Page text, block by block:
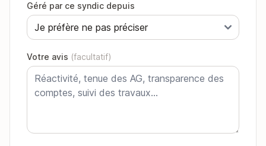
Géré par ce syndic depuis
Votre avis (facultatif)